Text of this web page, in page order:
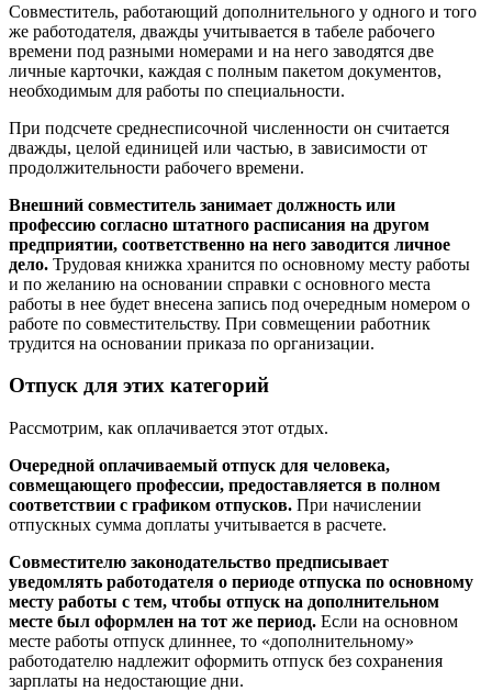
Совместитель, работающий дополнительного у одного и того
же работодателя, дважды учитывается в табеле рабочего
времени под разными номерами и на него заводятся две
личные карточки, каждая с полным пакетом документов,
необходимым для работы по специальности.
При подсчете среднесписочной численности он считается
дважды, целой единицей или частью, в зависимости от
продолжительности рабочего времени.
Внешний совместитель занимает должность или
профессию согласно штатного расписания на другом
предприятии, соответственно на него заводится личное
дело. Трудовая книжка хранится по основному месту работы
и по желанию на основании справки с основного места
работы в нее будет внесена запись под очередным номером о
работе по совместительству. При совмещении работник
трудится на основании приказа по организации.
Отпуск для этих категорий
Рассмотрим, как оплачивается этот отдых.
Очередной оплачиваемый отпуск для человека,
совмещающего профессии, предоставляется в полном
соответствии с графиком отпусков. При начислении
отпускных сумма доплаты учитывается в расчете.
Совместителю законодательство предписывает
уведомлять работодателя о периоде отпуска по основному
месту работы с тем, чтобы отпуск на дополнительном
месте был оформлен на тот же период. Если на основном
месте работы отпуск длиннее, то «дополнительному»
работодателю надлежит оформить отпуск без сохранения
зарплаты на недостающие дни.